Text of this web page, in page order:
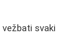
svaki